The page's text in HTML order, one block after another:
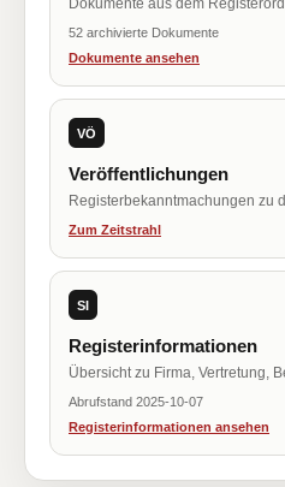
Dokumente aus dem
52 archivierte Dokumente
Dokumente ansehen
VÖ
Veröffentlichungen
Registerbekanntmachungen zu
Zum Zeitstrahl
SI
Registerinformationen
Übersicht zu Firma, Vertretung,
Abrufstand 2025-10-07
Registerinformationen ansehen